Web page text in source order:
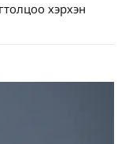
хэрхэн